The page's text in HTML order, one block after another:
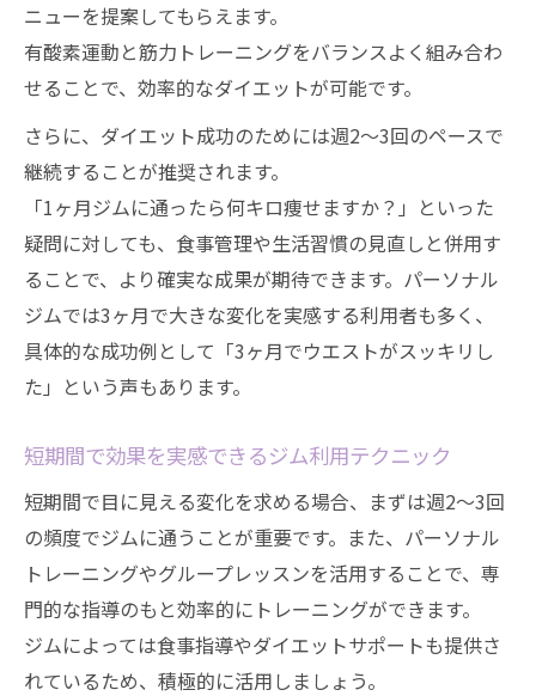
ニューを提案してもらえます。
有酸素運動と筋力トレーニングをバランスよく組み合わ
せることで、効率的なダイエットが可能です。
さらに、ダイエット成功のためには週2〜3回のペースで
継続することが推奨されます。
「1ヶ月ジムに通ったら何キロ痩せますか？」といった
疑問に対しても、食事管理や生活習慣の見直しと併用す
ることで、より確実な成果が期待できます。パーソナル
ジムでは3ヶ月で大きな変化を実感する利用者も多く、
具体的な成功例として「3ヶ月でウエストがスッキリし
た」という声もあります。
短期間で効果を実感できるジム利用テクニック
短期間で目に見える変化を求める場合、まずは週2〜3回
の頻度でジムに通うことが重要です。また、パーソナル
トレーニングやグループレッスンを活用することで、専
門的な指導のもと効率的にトレーニングができます。
ジムによっては食事指導やダイエットサポートも提供さ
れているため、積極的に活用しましょう。